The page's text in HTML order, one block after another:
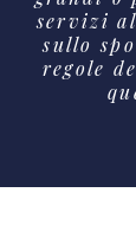
servizi
sullo
regole